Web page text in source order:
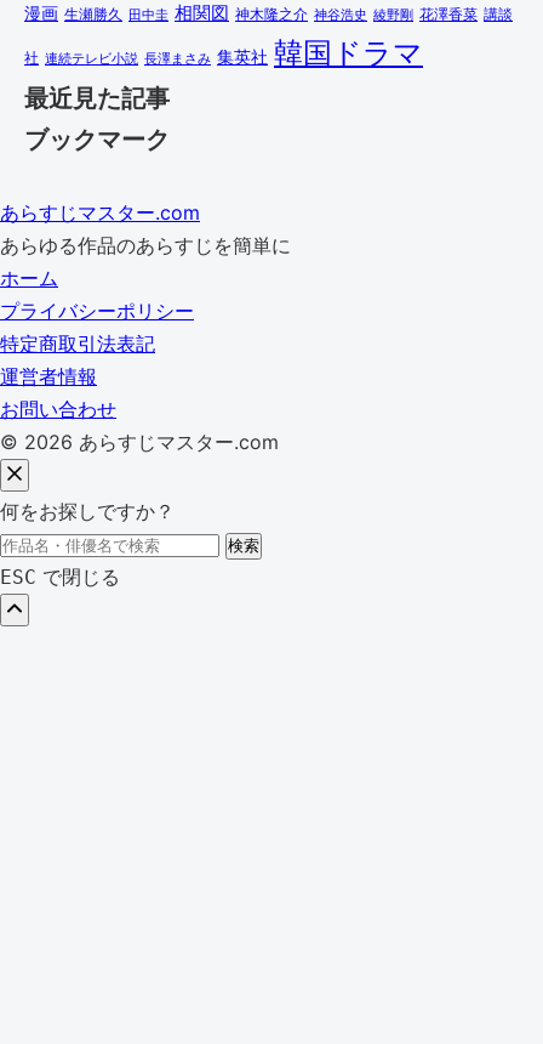
漫画 生瀬勝久 田中圭 相関図 神木隆之介 神谷浩史 綾野剛 花澤香菜 講談
社 連続テレビ小説 長澤まさみ 集英社 韓国ドラマ
最近見た記事
ブックマーク
あらすじマスター.com
あらゆる作品のあらすじを簡単に
ホーム
プライバシーポリシー
特定商取引法表記
運営者情報
お問い合わせ
© 2026 あらすじマスター.com
何をお探しですか？
検
索:
検索
ESC で閉じる